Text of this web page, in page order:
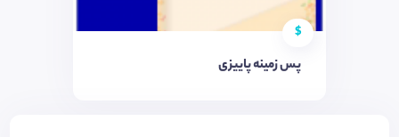
$
پس زمینه پاییزی